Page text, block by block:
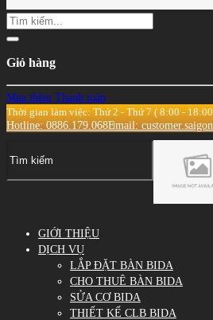
Giỏ hàng
Mua thêm Thanh toán
Thời gian làm việc: Thứ 2 - Thứ 7 ( 8:00 -
Hotline: 0886.179.068Email:
GIỚI THIỆU
DỊCH VỤ
LẮP ĐẶT BÀN BIDA
CHO THUÊ BÀN BIDA
SỬA CƠ BIDA
THIẾT KẾ CLB BIDA